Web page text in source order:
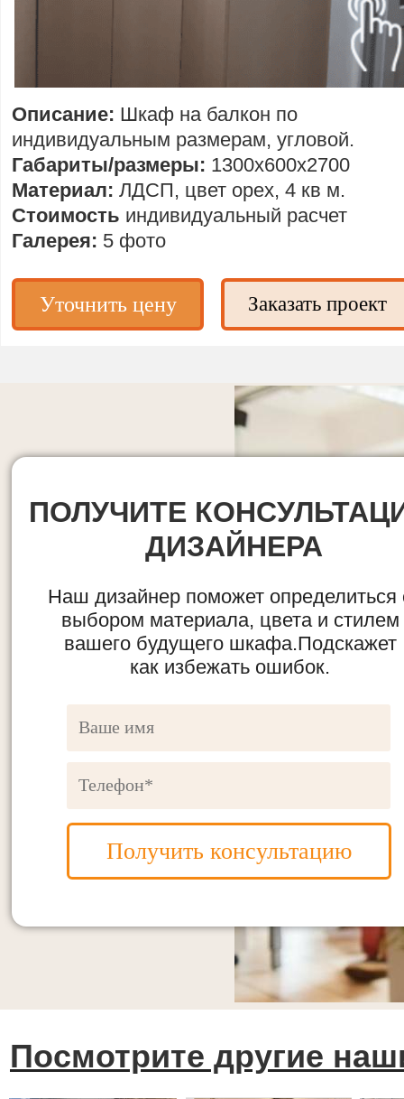
Заказать проект
Уточнить цену
Описание: Шкаф на балкон по
индивидуальным размерам, угловой.
Габариты/размеры: 1300х600х2700
Материал: ЛДСП, цвет орех, 4 кв м.
Стоимость индивидуальный расчет
Галерея: 5 фото
Получить консультацию
ПОЛУЧИТЕ
ДИЗАЙНЕРА
Наш дизайнер поможет определиться
выбором материала, цвета и стилем
вашего будущего шкафа.Подскажет
как избежать ошибок.
Посмотрите другие